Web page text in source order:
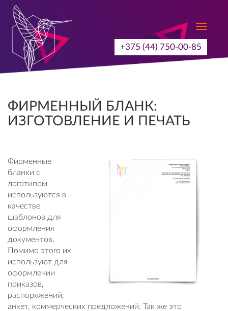
Toggle
+375 (44) 750-00-85
ФИРМЕННЫЙ БЛАНК:
ИЗГОТОВЛЕНИЕ И ПЕЧАТЬ
Фирменные
бланки с
логотипом
используются в
качестве
шаблонов для
оформления
документов.
Помимо этого их
используют для
оформлении
приказов,
распоряжений,
анкет, коммерческих предложений. Так же это